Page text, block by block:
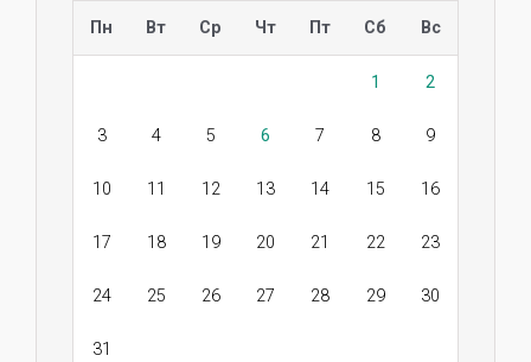
Пн Вт Ср Чт Пт Сб Вс
1 2
3 4 5 6 7 8 9
10 11 12 13 14 15 16
17 18 19 20 21 22 23
24 25 26 27 28 29 30
31